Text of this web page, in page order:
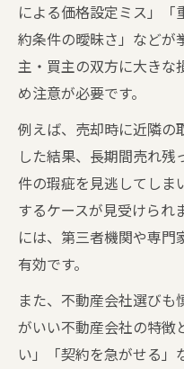
による価格設定ミス」
約条件の曖昧さ」などが
主・買主の双方に大きな
め注意が必要です。
例えば、売却時に近隣の
した結果、長期間売れ
件の瑕疵を見逃してしま
するケースが見受けられ
には、第三者機関や専門
有効です。
また、不動産会社選びも
がいい不動産会社の特徴
い」「契約を急がせる」